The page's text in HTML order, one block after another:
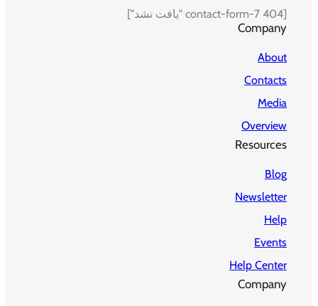
[contact-form-7 404 "یافت نشد"]
Company
About
Contacts
Media
Overview
Resources
Blog
Newsletter
Help
Events
Help Center
Company